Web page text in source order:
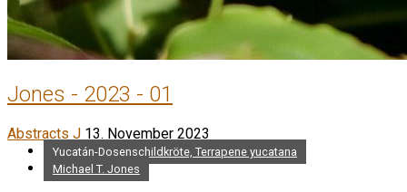
Jones - 2023 - 01
Abstracts J 13. November 2023
Yucatán-Dosenschildkröte, Terrapene yucatana
Michael T. Jones